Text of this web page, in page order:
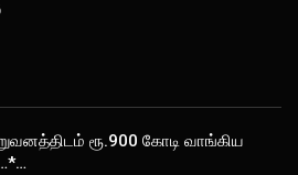
ரூ.900 கோடி வாங்கிய